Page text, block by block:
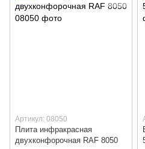
Артикул: 08050
Плита инфракрасная
двухконфорочная RAF 8050